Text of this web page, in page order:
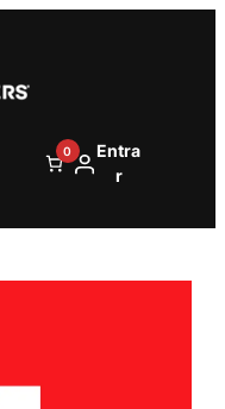
0
Entra
r